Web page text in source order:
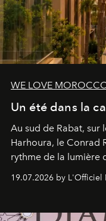
WE LOVE
Un été dans la
Au sud de Rabat, sur
Harhoura, le Conrad
rythme de la lumière
rendez-vous avec
19.07.2026 by L'Officiel